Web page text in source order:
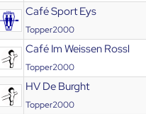
Café Sport Eys
Topper2000
Café Im Weissen Rossl
Topper2000
HV De Burght
Topper2000